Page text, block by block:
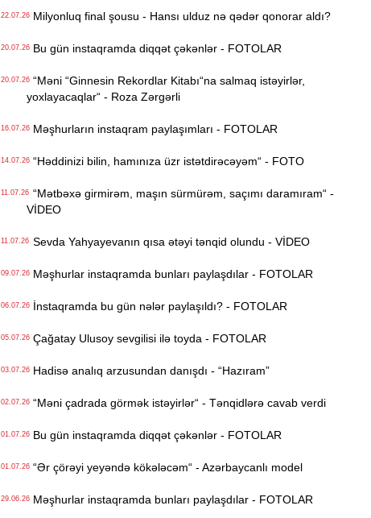
22.07.26Milyonluq final şousu - Hansı ulduz nə qədər qonorar aldı?
20.07.26Bu gün instaqramda diqqət çəkənlər - FOTOLAR
20.07.26“Məni “Ginnesin Rekordlar Kitabı“na salmaq istəyirlər,
yoxlayacaqlar“ - Roza Zərgərli
16.07.26Məşhurların instaqram paylaşımları - FOTOLAR
14.07.26“Həddinizi bilin, hamınıza üzr istətdirəcəyəm“ - FOTO
11.07.26“Mətbəxə girmirəm, maşın sürmürəm, saçımı daramıram“ -
VİDEO
11.07.26Sevda Yahyayevanın qısa ətəyi tənqid olundu - VİDEO
09.07.26Məşhurlar instaqramda bunları paylaşdılar - FOTOLAR
06.07.26İnstaqramda bu gün nələr paylaşıldı? - FOTOLAR
05.07.26Çağatay Ulusoy sevgilisi ilə toyda - FOTOLAR
03.07.26Hadisə analıq arzusundan danışdı - “Hazıram”
02.07.26“Məni çadrada görmək istəyirlər“ - Tənqidlərə cavab verdi
01.07.26Bu gün instaqramda diqqət çəkənlər - FOTOLAR
01.07.26“Ər çörəyi yeyəndə kökələcəm“ - Azərbaycanlı model
29.06.26Məşhurlar instaqramda bunları paylaşdılar - FOTOLAR